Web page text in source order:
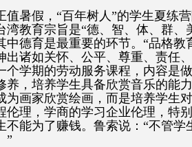
值暑假，“百年树人”的学生夏练
湾教育宗旨是“德、智、体、群、
中德育是最重要的环节。“品格教
出诸如关怀、公平、尊重、责任
个学期的劳动服务课程，内容是
养，培养学生具备欣赏音乐的能
为画家欣赏绘画，而是培养学生
伦理，学商的学习企业伦理，特
不能为了赚钱。鲁索说：“不管
”